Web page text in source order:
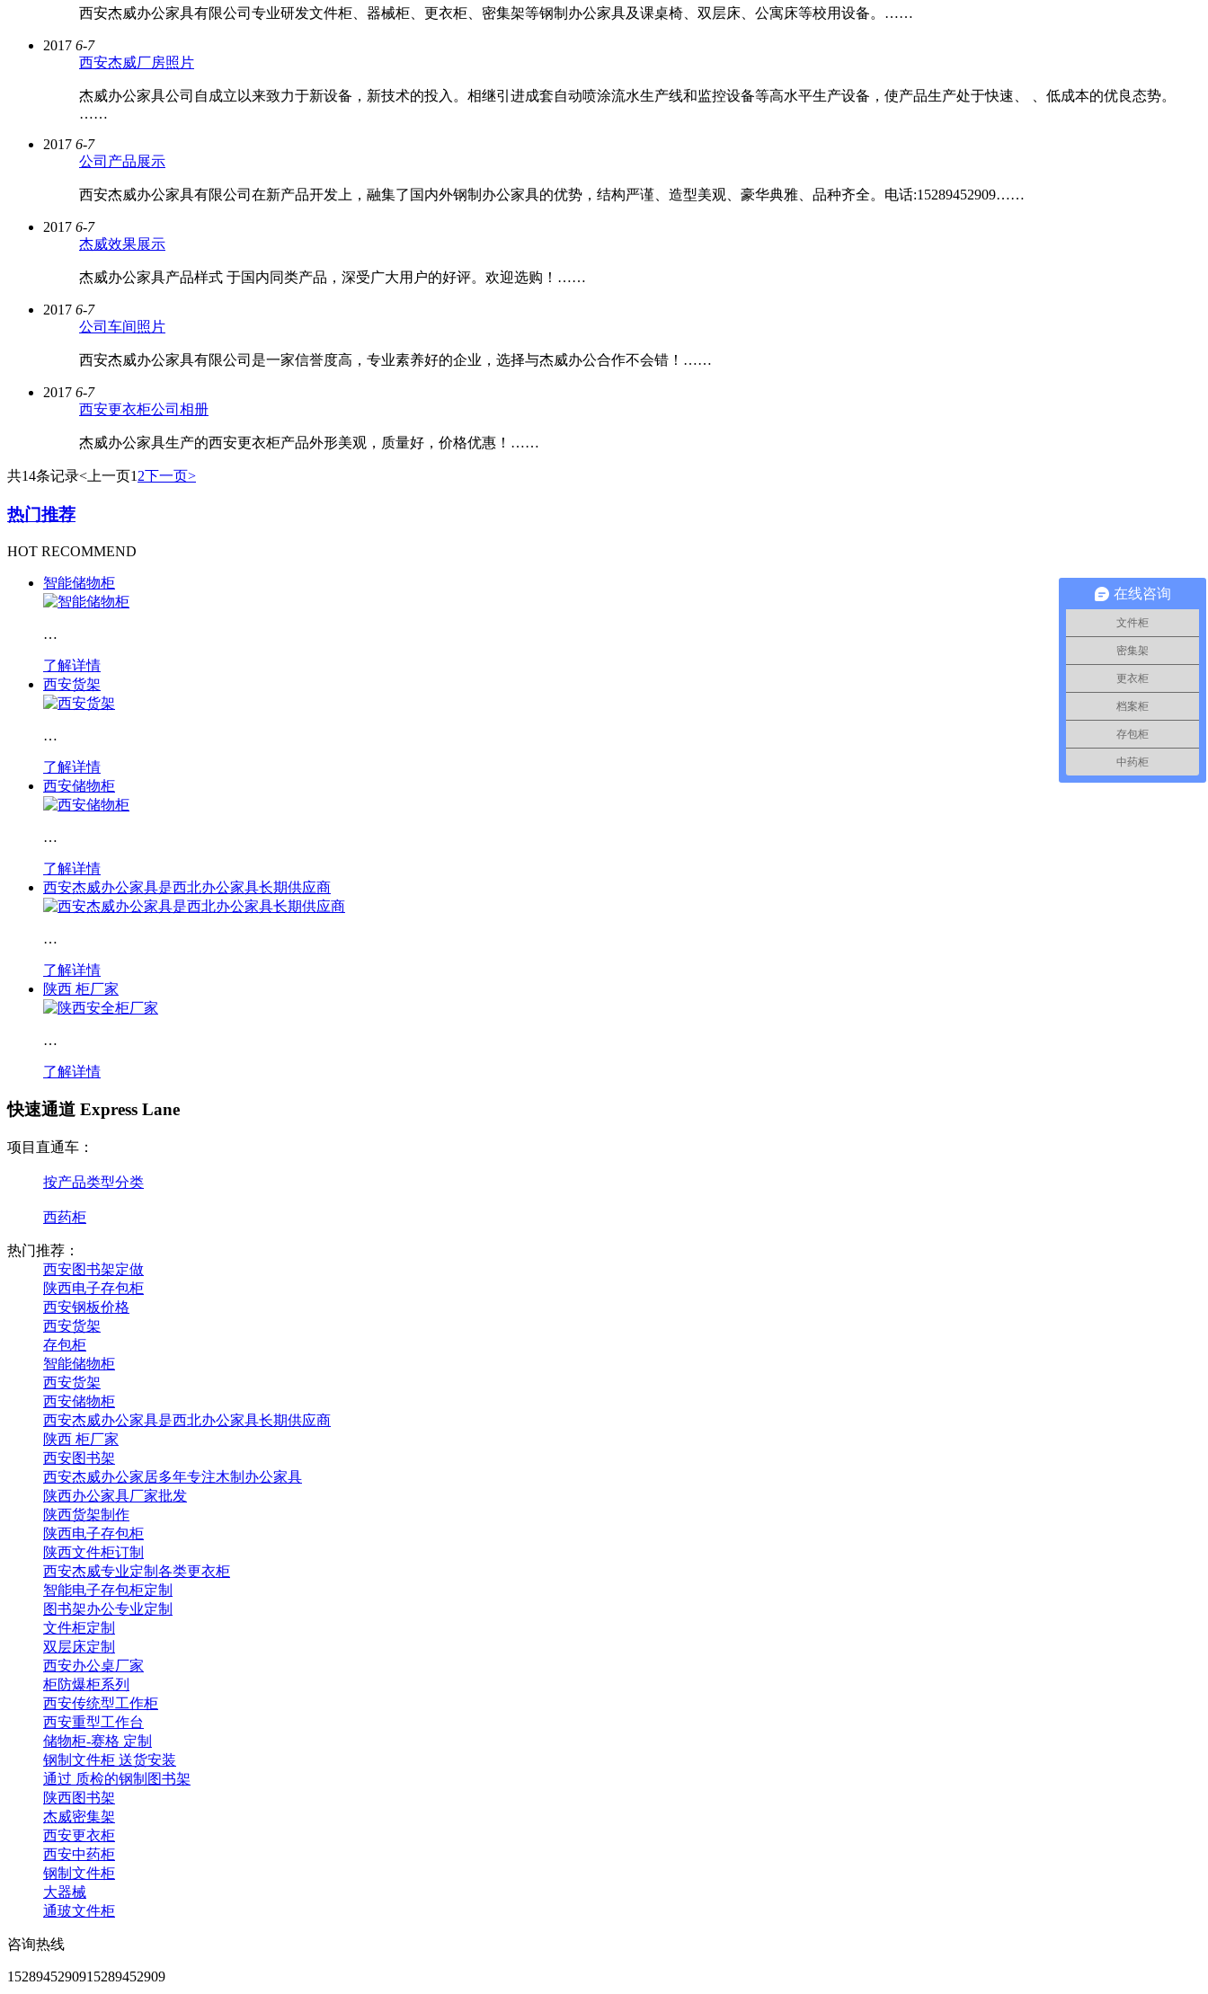
西安杰威办公家具有限公司专业研发文件柜、器械柜、更衣柜、密集架等钢制办公家具及课桌椅、双层床、公寓床等校用设备。……
2017 6-7
西安杰威厂房照片
杰威办公家具公司自成立以来致力于新设备，新技术的投入。相继引进成套自动喷涂流水生产线和监控设备等高水平生产设备，使产品生产处于快速、 、低成本的优良态势。
……
2017 6-7
公司产品展示
西安杰威办公家具有限公司在新产品开发上，融集了国内外钢制办公家具的优势，结构严谨、造型美观、豪华典雅、品种齐全。电话:15289452909……
2017 6-7
杰威效果展示
杰威办公家具产品样式 于国内同类产品，深受广大用户的好评。欢迎选购！……
2017 6-7
公司车间照片
西安杰威办公家具有限公司是一家信誉度高，专业素养好的企业，选择与杰威办公合作不会错！……
2017 6-7
西安更衣柜公司相册
杰威办公家具生产的西安更衣柜产品外形美观，质量好，价格优惠！……
共14条记录<上一页1 2下一页>
热门推荐
HOT RECOMMEND
智能储物柜
…
了解详情
西安货架
…
了解详情
西安储物柜
…
了解详情
西安杰威办公家具是西北办公家具长期供应商
…
了解详情
陕西 柜厂家
…
了解详情
快速通道 Express Lane
项目直通车：
按产品类型分类
西药柜
热门推荐：
西安图书架定做
陕西电子存包柜
西安钢板价格
西安货架
存包柜
智能储物柜
西安货架
西安储物柜
西安杰威办公家具是西北办公家具长期供应商
陕西 柜厂家
西安图书架
西安杰威办公家居多年专注木制办公家具
陕西办公家具厂家批发
陕西货架制作
陕西电子存包柜
陕西文件柜订制
西安杰威专业定制各类更衣柜
智能电子存包柜定制
图书架办公专业定制
文件柜定制
双层床定制
西安办公桌厂家
柜防爆柜系列
西安传统型工作柜
西安重型工作台
储物柜-赛格 定制
钢制文件柜 送货安装
通过 质检的钢制图书架
陕西图书架
杰威密集架
西安更衣柜
西安中药柜
钢制文件柜
大器械
通玻文件柜
咨询热线
1528945290915289452909
在线咨询
文件柜
密集架
更衣柜
档案柜
存包柜
中药柜